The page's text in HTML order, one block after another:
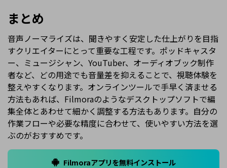
まとめ
音声ノーマライズは、聞きやすく安定した仕上がりを目指
すクリエイターにとって重要な工程です。ポッドキャスタ
ー、ミュージシャン、YouTuber、オーディオブック制作
者など、どの用途でも音量差を抑えることで、視聴体験を
整えやすくなります。オンラインツールで手早く済ませる
方法もあれば、Filmoraのようなデスクトップソフトで編
集全体とあわせて細かく調整する方法もあります。自分の
作業フローや必要な精度に合わせて、使いやすい方法を選
ぶのがおすすめです。
Filmoraアプリを無料インストール